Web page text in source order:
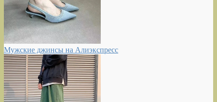
Мужские джинсы на Алиэкспресс